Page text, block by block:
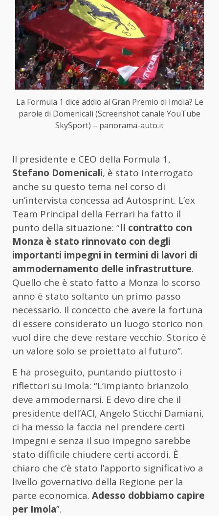
La Formula 1 dice addio al Gran Premio di Imola? Le
parole di Domenicali (Screenshot canale YouTube
SkySport) – panorama-auto.it
Il presidente e CEO della Formula 1,
Stefano Domenicali, è stato interrogato
anche su questo tema nel corso di
un’intervista concessa ad Autosprint. L’ex
Team Principal della Ferrari ha fatto il
punto della situazione: “Il contratto con
Monza è stato rinnovato con degli
importanti impegni in termini di lavori di
ammodernamento delle infrastrutture.
Quello che è stato fatto a Monza lo scorso
anno è stato soltanto un primo passo
necessario. Il concetto che avere la fortuna
di essere considerato un luogo storico non
vuol dire che deve restare vecchio. Storico è
un valore solo se proiettato al futuro”.
E ha proseguito, puntando piuttosto i
riflettori su Imola: “L’impianto brianzolo
deve ammodernarsi. E devo dire che il
presidente dell’ACI, Angelo Sticchi Damiani,
ci ha messo la faccia nel prendere certi
impegni e senza il suo impegno sarebbe
stato difficile chiudere certi accordi. È
chiaro che c’è stato l’apporto significativo a
livello governativo della Regione per la
parte economica. Adesso dobbiamo capire
per Imola”.